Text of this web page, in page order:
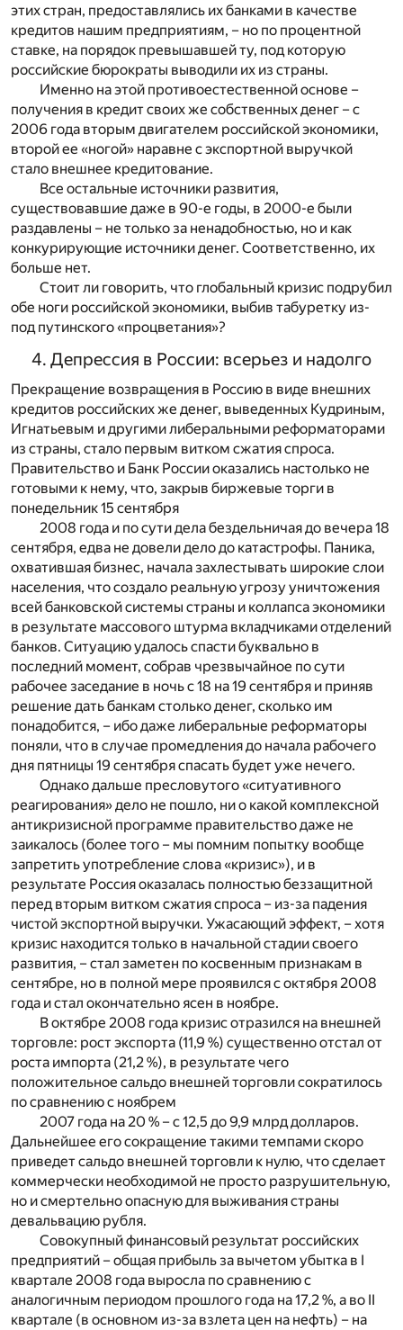
этих стран, предоставлялись их банками в качестве
кредитов нашим предприятиям, – но по процентной
ставке, на порядок превышавшей ту, под которую
российские бюрократы выводили их из страны.
Именно на этой противоестественной основе –
получения в кредит своих же собственных денег – с
2006 года вторым двигателем российской экономики,
второй ее «ногой» наравне с экспортной выручкой
стало внешнее кредитование.
Все остальные источники развития,
существовавшие даже в 90-е годы, в 2000-е были
раздавлены – не только за ненадобностью, но и как
конкурирующие источники денег. Соответственно, их
больше нет.
Стоит ли говорить, что глобальный кризис подрубил
обе ноги российской экономики, выбив табуретку из-
под путинского «процветания»?
4. Депрессия в России: всерьез и надолго
Прекращение возвращения в Россию в виде внешних
кредитов российских же денег, выведенных Кудриным,
Игнатьевым и другими либеральными реформаторами
из страны, стало первым витком сжатия спроса.
Правительство и Банк России оказались настолько не
готовыми к нему, что, закрыв биржевые торги в
понедельник 15 сентября
2008 года и по сути дела бездельничая до вечера 18
сентября, едва не довели дело до катастрофы. Паника,
охватившая бизнес, начала захлестывать широкие слои
населения, что создало реальную угрозу уничтожения
всей банковской системы страны и коллапса экономики
в результате массового штурма вкладчиками отделений
банков. Ситуацию удалось спасти буквально в
последний момент, собрав чрезвычайное по сути
рабочее заседание в ночь с 18 на 19 сентября и приняв
решение дать банкам столько денег, сколько им
понадобится, – ибо даже либеральные реформаторы
поняли, что в случае промедления до начала рабочего
дня пятницы 19 сентября спасать будет уже нечего.
Однако дальше пресловутого «ситуативного
реагирования» дело не пошло, ни о какой комплексной
антикризисной программе правительство даже не
заикалось (более того – мы помним попытку вообще
запретить употребление слова «кризис»), и в
результате Россия оказалась полностью беззащитной
перед вторым витком сжатия спроса – из-за падения
чистой экспортной выручки. Ужасающий эффект, – хотя
кризис находится только в начальной стадии своего
развития, – стал заметен по косвенным признакам в
сентябре, но в полной мере проявился с октября 2008
года и стал окончательно ясен в ноябре.
В октябре 2008 года кризис отразился на внешней
торговле: рост экспорта (11,9 %) существенно отстал от
роста импорта (21,2 %), в результате чего
положительное сальдо внешней торговли сократилось
по сравнению с ноябрем
2007 года на 20 % – с 12,5 до 9,9 млрд долларов.
Дальнейшее его сокращение такими темпами скоро
приведет сальдо внешней торговли к нулю, что сделает
коммерчески необходимой не просто разрушительную,
но и смертельно опасную для выживания страны
девальвацию рубля.
Совокупный финансовый результат российских
предприятий – общая прибыль за вычетом убытка в I
квартале 2008 года выросла по сравнению с
аналогичным периодом прошлого года на 17,2 %, а во II
квартале (в основном из-за взлета цен на нефть) – на